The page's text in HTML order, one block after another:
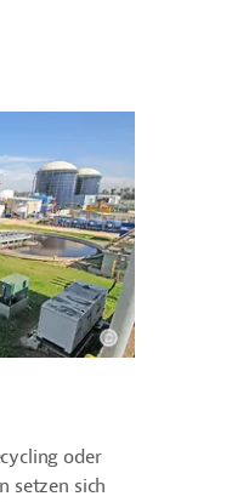
oder
setzen sich